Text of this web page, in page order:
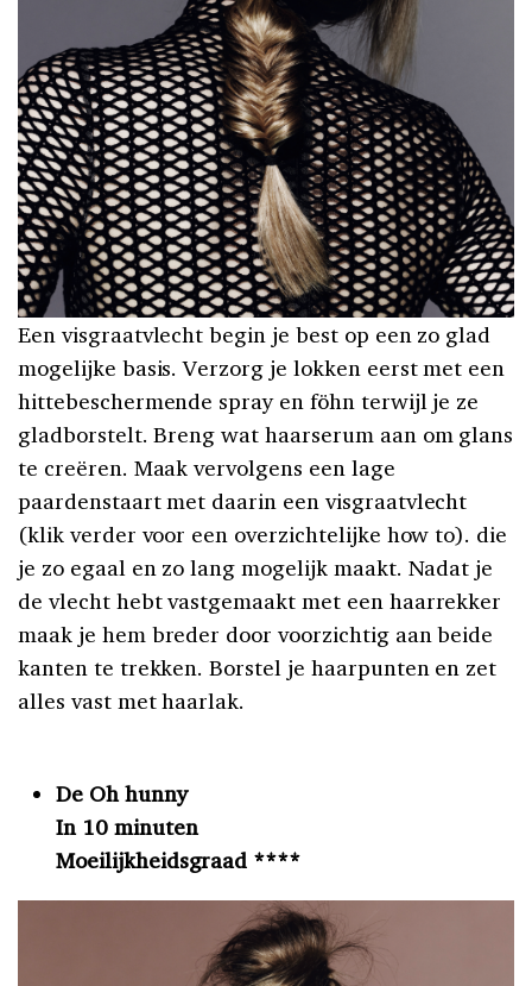
Een visgraatvlecht begin je best op een zo glad
mogelijke basis. Verzorg je lokken eerst met een
hittebeschermende spray en föhn terwijl je ze
gladborstelt. Breng wat haarserum aan om glans
te creëren. Maak vervolgens een lage
paardenstaart met daarin een visgraatvlecht
(klik verder voor een overzichtelijke how to). die
je zo egaal en zo lang mogelijk maakt. Nadat je
de vlecht hebt vastgemaakt met een haarrekker
maak je hem breder door voorzichtig aan beide
kanten te trekken. Borstel je haarpunten en zet
alles vast met haarlak.
De Oh hunny
In 10 minuten
Moeilijkheidsgraad ****